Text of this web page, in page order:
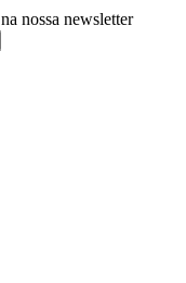
nossa newsletter